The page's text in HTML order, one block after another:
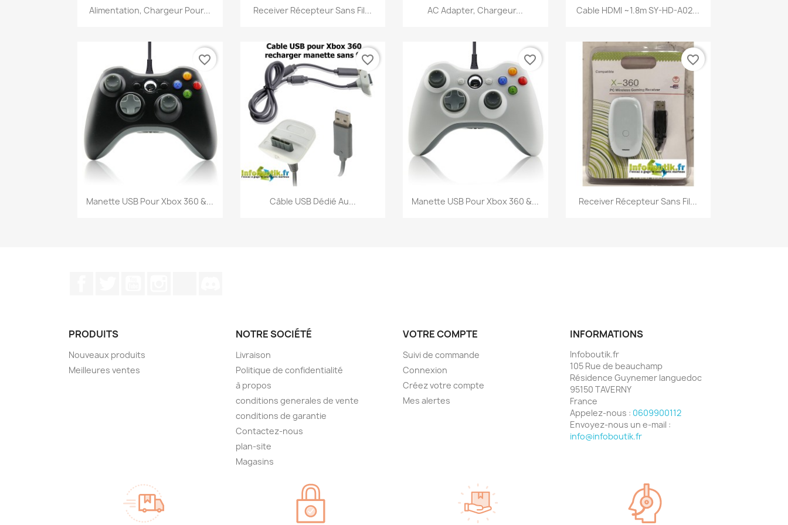
Aperçu rapide
Alimentation, Chargeur Pour... Aperçu rapide
Receiver Récepteur Sans Fil... Aperçu rapide
AC Adapter, Chargeur... Aperçu rapide
Cable HDMI ~1.8m SY-HD-A02...
 Aperçu rapide
Manette USB Pour Xbox 360 &...
favorite_border
Aperçu rapide
Câble USB Dédié Au...
favorite_border
 Aperçu rapide
Manette USB Pour Xbox 360 &...
favorite_border
Aperçu rapide
Receiver Récepteur Sans Fil...
favorite_border
PRODUITS
Nouveaux produits
Meilleures ventes
NOTRE SOCIÉTÉ
Livraison
Politique de confidentialité
à propos
conditions generales de vente
conditions de garantie
Contactez-nous
plan-site
Magasins
VOTRE COMPTE
Suivi de commande
Connexion
Créez votre compte
Mes alertes
INFORMATIONS
Infoboutik.fr
105 Rue de beauchamp
Résidence Guynemer languedoc
95150 TAVERNY
France
Appelez-nous : 0609900112
Envoyez-nous un e-mail :
info@infoboutik.fr